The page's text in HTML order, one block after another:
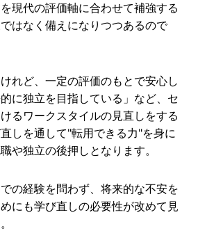
現代の評価軸に合わせて補強する
はなく備えになりつつあるので
れど、一定の評価のもとで安心し
に独立を目指している」など、セ
るワークスタイルの見直しをする
しを通して"転用できる力"を身に
や独立の後押しとなります。
の経験を問わず、将来的な不安を
にも学び直しの必要性が改めて見